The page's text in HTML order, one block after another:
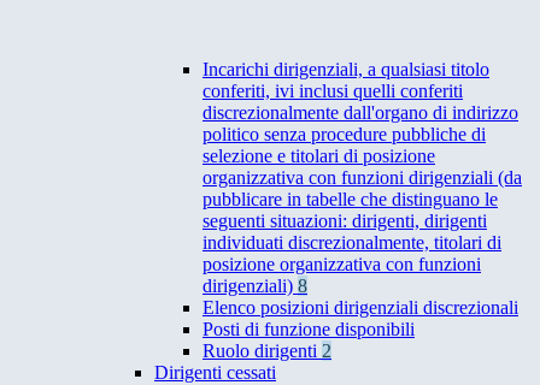
Incarichi dirigenziali, a qualsiasi titolo
conferiti, ivi inclusi quelli conferiti
discrezionalmente dall'organo di indirizzo
politico senza procedure pubbliche di
selezione e titolari di posizione
organizzativa con funzioni dirigenziali (da
pubblicare in tabelle che distinguano le
seguenti situazioni: dirigenti, dirigenti
individuati discrezionalmente, titolari di
posizione organizzativa con funzioni
dirigenziali) 8
Elenco posizioni dirigenziali discrezionali
Posti di funzione disponibili
Ruolo dirigenti 2
Dirigenti cessati